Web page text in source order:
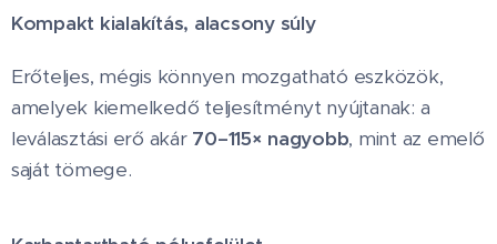
Kompakt kialakítás, alacsony súly
Erőteljes, mégis könnyen mozgatható eszközök,
amelyek kiemelkedő teljesítményt nyújtanak: a
leválasztási erő akár 70–115× nagyobb, mint az emelő
saját tömege.